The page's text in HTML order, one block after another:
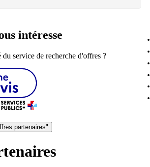
intéresse
du service de recherche d'offres ?
partenaires"